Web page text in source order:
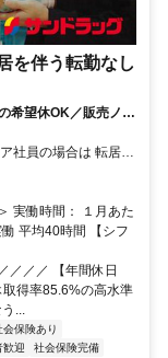
を伴う転勤なし
希望休OK／販売ノル
理など店舗運営がメ
の場合は 転居を
実働時間： １月あた
平均40時間 【シフ
／／／ 【年間休日
得率85.6%の高水準
...
会保険あり
歓迎
社会保険完備